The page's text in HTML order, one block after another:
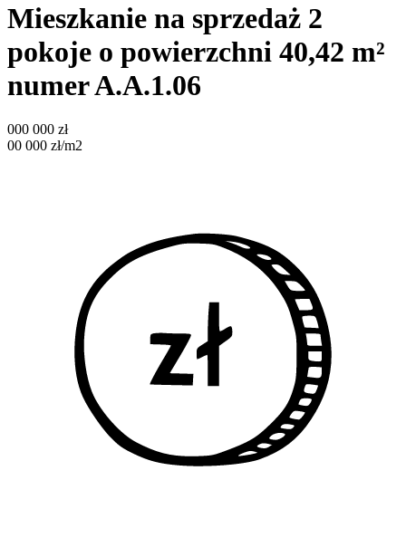
Mieszkanie na sprzedaż 2
pokoje o powierzchni 40,42 m²
numer A.A.1.06
000 000 zł
00 000 zł/m2